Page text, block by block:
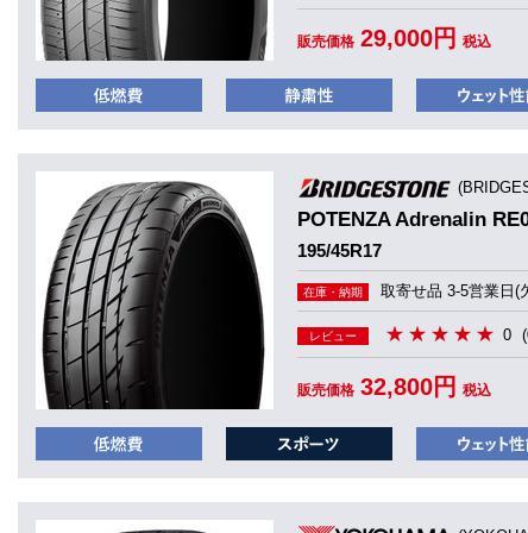
販売価格 29,000円 税込
POTENZA Adrenalin
195/45R17
在庫・納期 取寄せ品 3-5営業日(
レビュー 0
販売価格 32,800円 税込